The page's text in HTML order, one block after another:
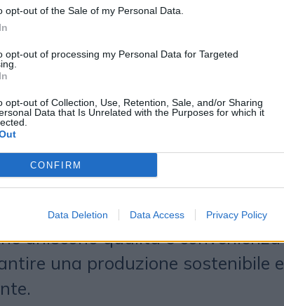
opt-out of the Sale of my Personal Data.
opt-out of processing my Personal Data for Targeted
opt-out of Collection, Use, Retention, Sale, and/or Sharing
Data that Is Unrelated with the Purposes for which it
CONFIRM
Data Deletion Data Access Privacy Policy
è presente nel nostro Paese
a Verona, due centri di
(VR) e Landriano (PV) - e
di punti vendita sul territorio
Gruppo ALDI SÜD, realtà di
a livello internazionale, presente
in 11 Paesi e 4 continenti.
collaboratori in tutto il
ogni giorno un’accurata scelta di
uniscono qualità e convenienza
una produzione sostenibile e